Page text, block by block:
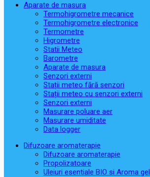
Aparate de masura
Termohigrometre mecanice
Termohigrometre electronice
Termometre
Higrometre
Statii Meteo
Barometre
Aparate de masura
Senzori externi
Stații meteo fără senzori
Stații meteo cu senzori externi
Senzori externi
Masurare poluare aer
Masurare umiditate
Data logger
Difuzoare aromaterapie
Difuzoare aromaterapie
Propolizatoare
Uleiuri esentiale BIO si Aroma gel